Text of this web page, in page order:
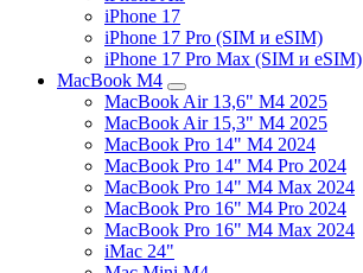
iPhone 17
iPhone 17 Pro (SIM и eSIM)
iPhone 17 Pro Max (SIM и eSIM)
MacBook M4
MacBook Air 13,6" M4 2025
MacBook Air 15,3" M4 2025
MacBook Pro 14" M4 2024
MacBook Pro 14" M4 Pro 2024
MacBook Pro 14" M4 Max 2024
MacBook Pro 16" M4 Pro 2024
MacBook Pro 16" M4 Max 2024
iMac 24"